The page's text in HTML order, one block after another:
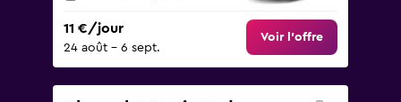
11 €/jour
24 août - 6 sept.
Voir l’offre